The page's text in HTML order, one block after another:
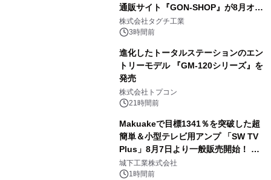
通販サイト『GON-SHOP』が8月オー
プン
株式会社タグチ工業
3時間前
進化したトータルステーションのエン
トリーモデル 『GM-120シリーズ』を
発売
株式会社トプコン
21時間前
Makuakeで目標1341％を突破した超
簡単＆小型テレビ用アンプ 「SW TV
Plus」8月7日より一般販売開始！ ケ
ーブル1本つなぐだけ、テレビの音が
ぐっと豊かに
城下工業株式会社
1時間前